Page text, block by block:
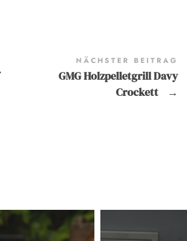
NÄCHSTER BEITRAG
GMG Holzpelletgrill Davy
Crockett
→